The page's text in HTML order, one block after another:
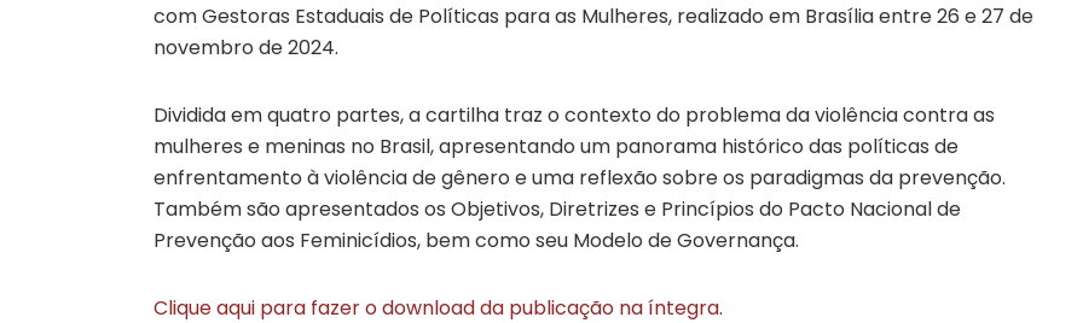
com Gestoras Estaduais de Políticas para as Mulheres, realizado em Brasília entre 26 e 27 de
novembro de 2024.
Dividida em quatro partes, a cartilha traz o contexto do problema da violência contra as
mulheres e meninas no Brasil, apresentando um panorama histórico das políticas de
enfrentamento à violência de gênero e uma reflexão sobre os paradigmas da prevenção.
Também são apresentados os Objetivos, Diretrizes e Princípios do Pacto Nacional de
Prevenção aos Feminicídios, bem como seu Modelo de Governança.
Clique aqui para fazer o download da publicação na íntegra.